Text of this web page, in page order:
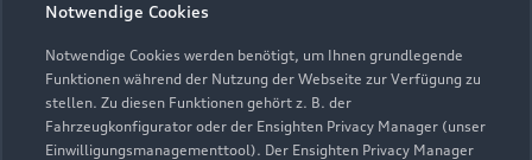
Notwendige Cookies
Notwendige Cookies werden benötigt, um Ihnen grundlegende
Funktionen während der Nutzung der Webseite zur Verfügung zu
stellen. Zu diesen Funktionen gehört z. B. der
Fahrzeugkonfigurator oder der Ensighten Privacy Manager (unser
Einwilligungsmanagementtool). Der Ensighten Privacy Manager
Lederpflege-Set